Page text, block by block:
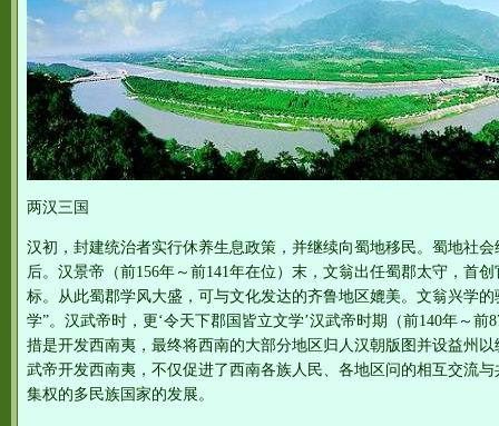
两汉三国
汉初，封建统治者实行休养生息政策，并继续向蜀地移民。蜀地社
后。汉景帝（前156年～前141年在位）末，文翁出任蜀郡太守，首
标。从此蜀郡学风大盛，可与文化发达的齐鲁地区媲美。文翁兴学
学”。汉武帝时，更‘令天下郡国皆立文学’汉武帝时期（前140年～
措是开发西南夷，最终将西南的大部分地区归人汉朝版图并设益州
武帝开发西南夷，不仅促进了西南各族人民、各地区问的相互交流
集权的多民族国家的发展。